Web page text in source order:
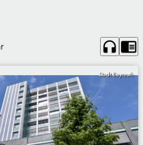
headphones chrome_reader_mode
Stadt Bayreuth